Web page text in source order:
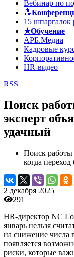
Вебинар по
🔝
15 шпаргалок
★Обучение
АРБ.Медиа
Кадровые
HR-видео
RSS
Поиск
эксперт
удачный
Поиск работы
когда переход
2 декабря 2025
291
HR-директор NC
январь нельзя
на снижение числа
появляется
риски, которые